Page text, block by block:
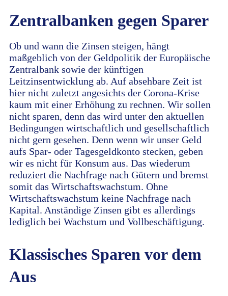
Zentralbanken gegen Sparer
Ob und wann die Zinsen steigen, hängt
maßgeblich von der Geldpolitik der Europäische
Zentralbank sowie der künftigen
Leitzinsentwicklung ab. Auf absehbare Zeit ist
hier nicht zuletzt angesichts der Corona-Krise
kaum mit einer Erhöhung zu rechnen. Wir sollen
nicht sparen, denn das wird unter den aktuellen
Bedingungen wirtschaftlich und gesellschaftlich
nicht gern gesehen. Denn wenn wir unser Geld
aufs Spar- oder Tagesgeldkonto stecken, geben
wir es nicht für Konsum aus. Das wiederum
reduziert die Nachfrage nach Gütern und bremst
somit das Wirtschaftswachstum. Ohne
Wirtschaftswachstum keine Nachfrage nach
Kapital. Anständige Zinsen gibt es allerdings
lediglich bei Wachstum und Vollbeschäftigung.
Klassisches Sparen vor dem
Aus